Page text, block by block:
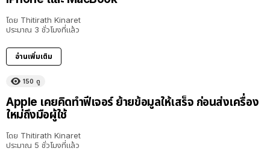
โดย Thitirath Kinaret
ประมาณ 3 ชั่วโมงที่แล้ว
อ่านเพิ่มเติม
150 ดู
Apple เคยคิดทำฟีเจอร์ ย้ายข้อมูลให้เสร็จ ก่อนส่งเครื่อง
ใหม่ถึงมือผู้ใช้
โดย Thitirath Kinaret
ประมาณ 5 ชั่วโมงที่แล้ว